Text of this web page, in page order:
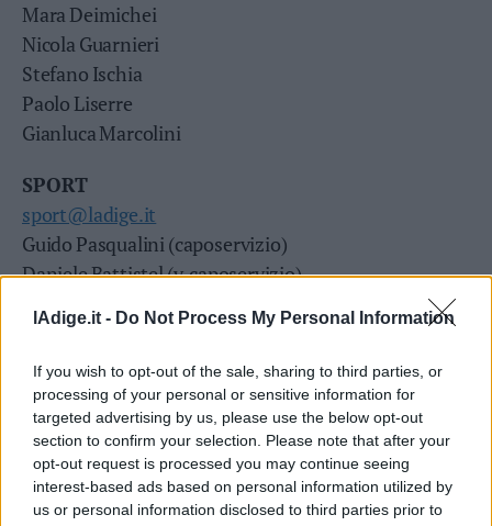
lAdige.it - Do Not Process My Personal Information
If you wish to opt-out of the sale, sharing to third parties, or
processing of your personal or sensitive information for
targeted advertising by us, please use the below opt-out
section to confirm your selection. Please note that after your
opt-out request is processed you may continue seeing
interest-based ads based on personal information utilized by
us or personal information disclosed to third parties prior to
Mara Deimichei
Nicola Guarnieri
Stefano Ischia
Paolo Liserre
Gianluca Marcolini
SPORT
sport@ladige.it
Guido Pasqualini (caposervizio)
Daniele Battistel (v. caposervizio)